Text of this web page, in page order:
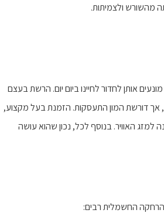
מהשורש ולצמיתות.
אותן לחדור לחיינו ביום יום. הרשת בעצם
אך דורשת המון התעסקות. הזמנת בעל מקצוע,
האוויר. בנוסף לכל, נכון שהוא עושה
ההרחקה החשמלית רבים: